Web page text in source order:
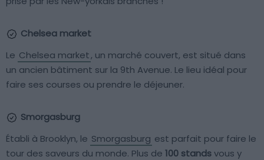
Chelsea market
Le Chelsea market, un marché couvert, est situé dans
un ancien bâtiment sur la 9th Avenue. Le lieu idéal pour
faire ses courses ou prendre le déjeuner.
Smorgasburg
Établi à Brooklyn, le Smorgasburg est parfait pour faire le
tour des saveurs du monde. Plus de 100 standsvous y